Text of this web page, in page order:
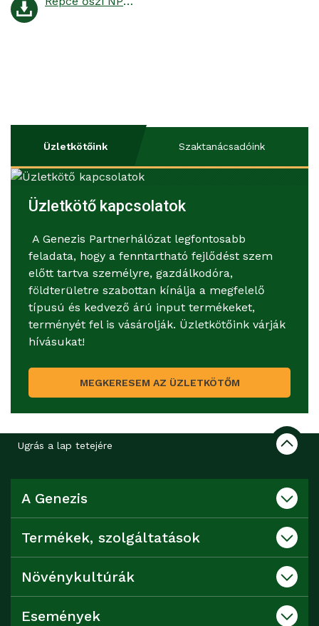
Üzletkötőink Szaktanácsadóink
Üzletkötő kapcsolatok
A Genezis Partnerhálózat legfontosabb
feladata, hogy a fenntartható fejlődést szem
előtt tartva személyre, gazdálkodóra,
földterületre szabottan kínálja a megfelelő
típusú és kedvező árú input termékeket,
terményét fel is vásárolják. Üzletkötőink várják
hívásukat!
MEGKERESEM AZ ÜZLETKÖTŐM
Ugrás a lap tetejére
A Genezis
Termékek, szolgáltatások
Növénykultúrák
Események